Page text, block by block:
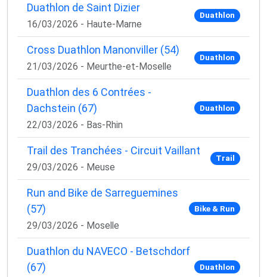
Duathlon de Saint Dizier
16/03/2026 - Haute-Marne
Duathlon
Cross Duathlon Manonviller (54)
21/03/2026 - Meurthe-et-Moselle
Duathlon
Duathlon des 6 Contrées -
Dachstein (67)
22/03/2026 - Bas-Rhin
Duathlon
Trail des Tranchées - Circuit Vaillant
29/03/2026 - Meuse
Trail
Run and Bike de Sarreguemines
(57)
29/03/2026 - Moselle
Bike & Run
Duathlon du NAVECO - Betschdorf
(67)
Duathlon